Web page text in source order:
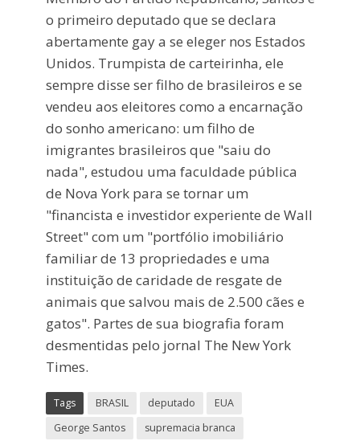
o primeiro deputado que se declara
abertamente gay a se eleger nos Estados
Unidos. Trumpista de carteirinha, ele
sempre disse ser filho de brasileiros e se
vendeu aos eleitores como a encarnação
do sonho americano: um filho de
imigrantes brasileiros que "saiu do
nada", estudou uma faculdade pública
de Nova York para se tornar um
"financista e investidor experiente de Wall
Street" com um "portfólio imobiliário
familiar de 13 propriedades e uma
instituição de caridade de resgate de
animais que salvou mais de 2.500 cães e
gatos". Partes de sua biografia foram
desmentidas pelo jornal The New York
Times.
Tags BRASIL deputado
EUA
George Santos
supremacia branca